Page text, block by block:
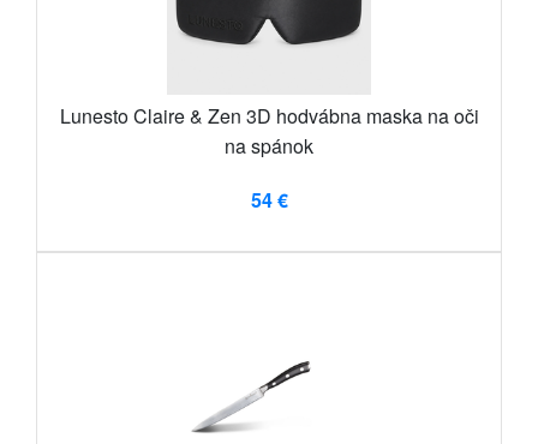
Lunesto Claire & Zen 3D hodvábna maska ​​na oči
na spánok
54 €